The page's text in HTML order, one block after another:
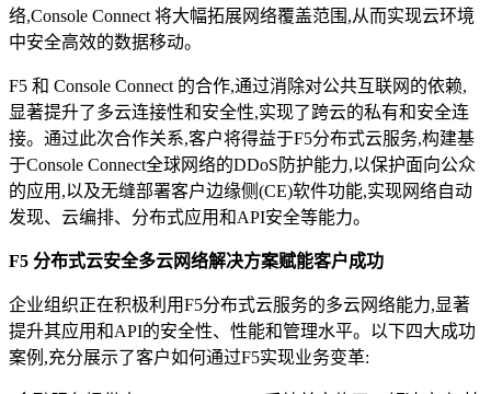
络,Console Connect 将大幅拓展网络覆盖范围,从而实现云环境
中安全高效的数据移动。
F5 和 Console Connect 的合作,通过消除对公共互联网的依赖,
显著提升了多云连接性和安全性,实现了跨云的私有和安全连
接。通过此次合作关系,客户将得益于F5分布式云服务,构建基
于Console Connect全球网络的DDoS防护能力,以保护面向公众
的应用,以及无缝部署客户边缘侧(CE)软件功能,实现网络自动
发现、云编排、分布式应用和API安全等能力。
F5 分布式云安全多云网络解决方案赋能客户成功
企业组织正在积极利用F5分布式云服务的多云网络能力,显著
提升其应用和API的安全性、性能和管理水平。以下四大成功
案例,充分展示了客户如何通过F5实现业务变革: